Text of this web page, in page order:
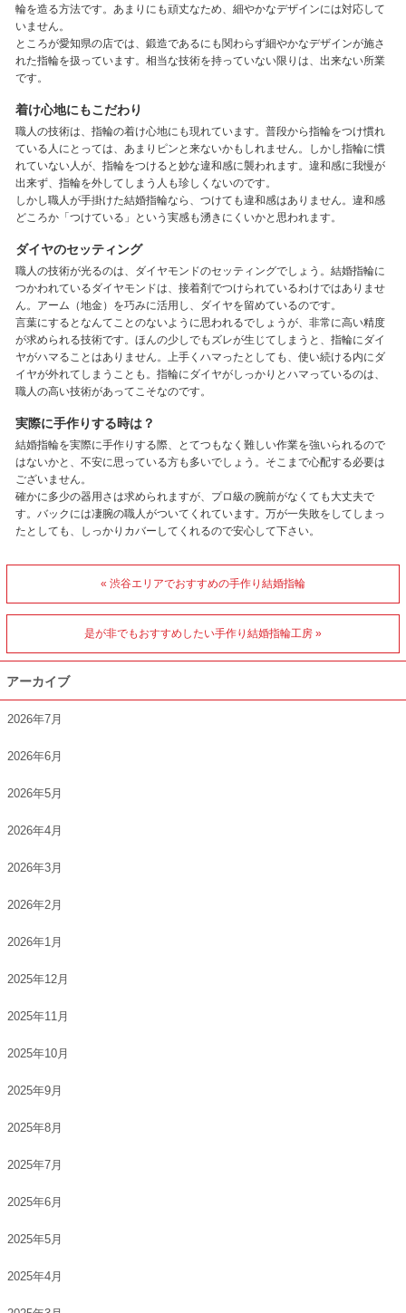
輪を造る方法です。あまりにも頑丈なため、細やかなデザインには対応して
いません。
ところが愛知県の店では、鍛造であるにも関わらず細やかなデザインが施さ
れた指輪を扱っています。相当な技術を持っていない限りは、出来ない所業
です。
着け心地にもこだわり
職人の技術は、指輪の着け心地にも現れています。普段から指輪をつけ慣れ
ている人にとっては、あまりピンと来ないかもしれません。しかし指輪に慣
れていない人が、指輪をつけると妙な違和感に襲われます。違和感に我慢が
出来ず、指輪を外してしまう人も珍しくないのです。
しかし職人が手掛けた結婚指輪なら、つけても違和感はありません。違和感
どころか「つけている」という実感も湧きにくいかと思われます。
ダイヤのセッティング
職人の技術が光るのは、ダイヤモンドのセッティングでしょう。結婚指輪に
つかわれているダイヤモンドは、接着剤でつけられているわけではありませ
ん。アーム（地金）を巧みに活用し、ダイヤを留めているのです。
言葉にするとなんてことのないように思われるでしょうが、非常に高い精度
が求められる技術です。ほんの少しでもズレが生じてしまうと、指輪にダイ
ヤがハマることはありません。上手くハマったとしても、使い続ける内にダ
イヤが外れてしまうことも。指輪にダイヤがしっかりとハマっているのは、
職人の高い技術があってこそなのです。
実際に手作りする時は？
結婚指輪を実際に手作りする際、とてつもなく難しい作業を強いられるので
はないかと、不安に思っている方も多いでしょう。そこまで心配する必要は
ございません。
確かに多少の器用さは求められますが、プロ級の腕前がなくても大丈夫で
す。バックには凄腕の職人がついてくれています。万が一失敗をしてしまっ
たとしても、しっかりカバーしてくれるので安心して下さい。
« 渋谷エリアでおすすめの手作り結婚指輪
是が非でもおすすめしたい手作り結婚指輪工房 »
アーカイブ
2026年7月
2026年6月
2026年5月
2026年4月
2026年3月
2026年2月
2026年1月
2025年12月
2025年11月
2025年10月
2025年9月
2025年8月
2025年7月
2025年6月
2025年5月
2025年4月